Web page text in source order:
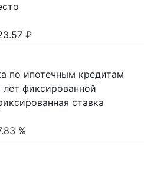
₽
по ипотечным кредитам
лет фиксированной
ставка
%